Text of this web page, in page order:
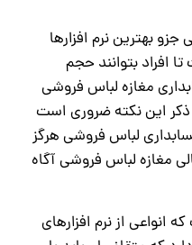
بهترین نرم افزارها
افراد بتوانند حجم
مغازه لباس فروشی
ذکر این نکته ضروری است
لباس فروشی هرگز
مغازه لباس فروشی آگاه
انواعی از نرم افزارهای